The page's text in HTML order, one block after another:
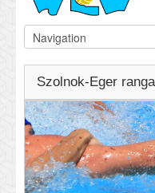
Szolnok-Eger